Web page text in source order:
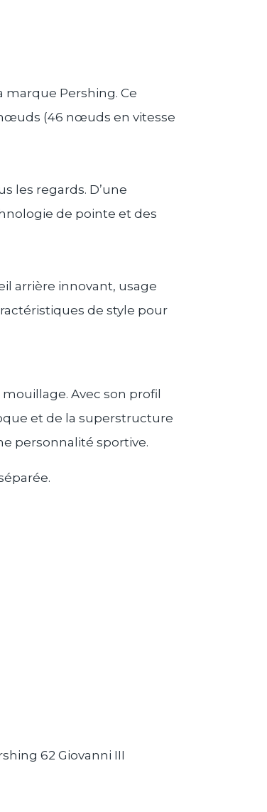
marque Pershing. Ce
(46 nœuds en vitesse
les regards. D’une
de pointe et des
arrière innovant, usage
de style pour
Avec son profil
et de la superstructure
personnalité sportive.